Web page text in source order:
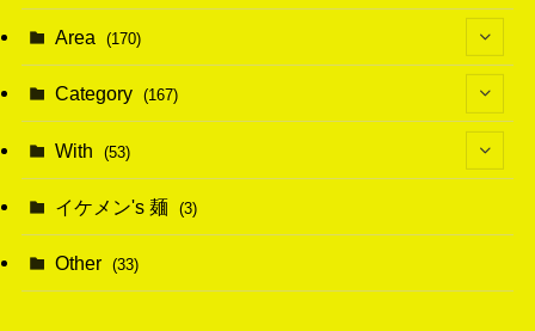
Area (170)
(1)
(38)
Category (167)
(114)
With (53)
(15)
(43)
イケメン's 麺 (3)
Other (33)